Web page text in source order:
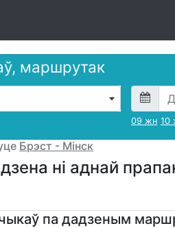
маршрутак
09 жн 10
Брэст - Мінск
ні аднай
па дадзеным